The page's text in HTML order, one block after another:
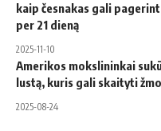
kaip česnakas gali
per 21 dieną
2025-11-10
Amerikos mokslininkai
lustą, kuris gali skaityti
2025-08-24